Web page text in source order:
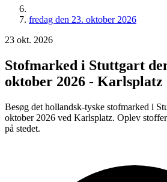
fredag den 23. oktober 2026
23 okt. 2026
Stofmarked i Stuttgart
oktober 2026 - Karlsplatz
Besøg det hollandsk-tyske stofmarked i
oktober 2026 ved Karlsplatz. Oplev
på stedet.